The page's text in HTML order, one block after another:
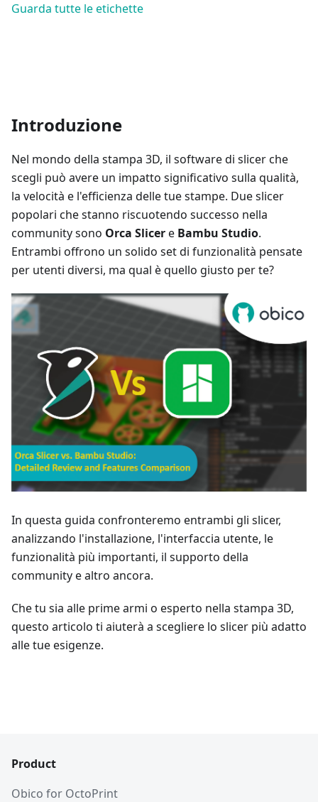
Guarda tutte le etichette
Introduzione
Nel mondo della stampa 3D, il software di slicer che
scegli può avere un impatto significativo sulla qualità,
la velocità e l'efficienza delle tue stampe. Due slicer
popolari che stanno riscuotendo successo nella
community sono Orca Slicere Bambu Studio.
Entrambi offrono un solido set di funzionalità pensate
per utenti diversi, ma qual è quello giusto per te?
In questa guida confronteremo entrambi gli slicer,
analizzando l'installazione, l'interfaccia utente, le
funzionalità più importanti, il supporto della
community e altro ancora.
Che tu sia alle prime armi o esperto nella stampa 3D,
questo articolo ti aiuterà a scegliere lo slicer più adatto
alle tue esigenze.
Product
Obico for OctoPrint